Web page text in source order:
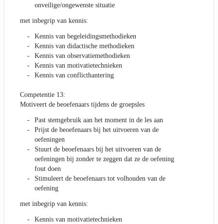
onveilige/ongewenste situatie
met inbegrip van kennis:
Kennis van begeleidingsmethodieken
Kennis van didactische methodieken
Kennis van observatiemethodieken
Kennis van motivatietechnieken
Kennis van conflicthantering
Competentie 13:
Motiveert de beoefenaars tijdens de groepsles
Past stemgebruik aan het moment in de les aan
Prijst de beoefenaars bij het uitvoeren van de
oefeningen
Stuurt de beoefenaars bij het uitvoeren van de
oefeningen bij zonder te zeggen dat ze de oefening
fout doen
Stimuleert de beoefenaars tot volhouden van de
oefening
met inbegrip van kennis:
Kennis van motivatietechnieken